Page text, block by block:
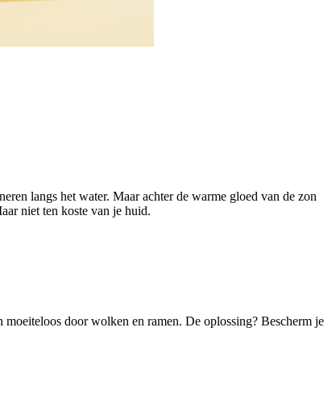
langs het water. Maar achter de warme gloed van de zon
niet ten koste van je huid.
door wolken en ramen. De oplossing? Bescherm je